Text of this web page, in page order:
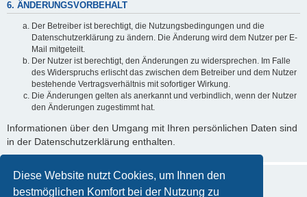
Diese Website nutzt Cookies, um Ihnen den
bestmöglichen Komfort bei der Nutzung zu
6. ÄNDERUNGSVORBEHALT
Der Betreiber ist berechtigt, die Nutzungsbedingungen und die
Datenschutzerklärung zu ändern. Die Änderung wird dem Nutzer per E-
Mail mitgeteilt.
Der Nutzer ist berechtigt, den Änderungen zu widersprechen. Im Falle
des Widerspruchs erlischt das zwischen dem Betreiber und dem Nutzer
bestehende Vertragsverhältnis mit sofortiger Wirkung.
Die Änderungen gelten als anerkannt und verbindlich, wenn der Nutzer
den Änderungen zugestimmt hat.
Informationen über den Umgang mit Ihren persönlichen Daten sind
in der Datenschutzerklärung enthalten.